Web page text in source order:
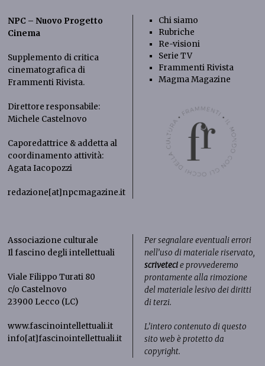
NPC – Nuovo Progetto
Cinema
Supplemento di critica
cinematografica di
Frammenti Rivista.
Direttore responsabile:
Michele Castelnovo
Caporedattrice & addetta al
coordinamento attività:
Agata Iacopozzi
redazione[at]npcmagazine.it
Chi siamo
Rubriche
Re-visioni
Serie TV
Frammenti Rivista
Magma Magazine
Associazione culturale
Il fascino degli intellettuali
Viale Filippo Turati 80
c/o Castelnovo
23900 Lecco (LC)
www.fascinointellettuali.it
info[at]fascinointellettuali.it
Per segnalare eventuali errori
nell’uso di materiale riservato,
scrivetecie provvederemo
prontamente alla rimozione
del materiale lesivo dei diritti
di terzi.
L’intero contenuto di questo
sito web è protetto da
copyright.